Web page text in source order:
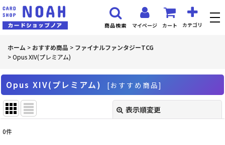
マイページ カート カテゴリ
商品検索
ホーム > おすすめ商品 > ファイナルファンタジーTCG
>Opus XIV(プレミアム)
Opus XIV(プレミアム) [おすすめ商品]
表示順変更
0件